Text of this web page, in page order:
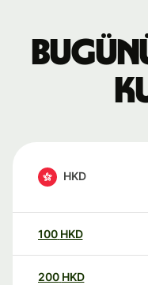
HKD
100 HKD
200 HKD